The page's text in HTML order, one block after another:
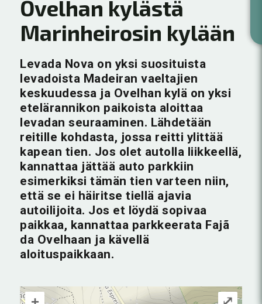
Ovelhan kylästä
Marinheirosin kylään
Levada Nova on yksi suosituista
levadoista Madeiran vaeltajien
keskuudessa ja Ovelhan kylä on yksi
etelärannikon paikoista aloittaa
levadan seuraaminen. Lähdetään
reitille kohdasta, jossa reitti ylittää
kapean tien. Jos olet autolla liikkeellä,
kannattaa jättää auto parkkiin
esimerkiksi tämän tien varteen niin,
että se ei häiritse tiellä ajavia
autoilijoita. Jos et löydä sopivaa
paikkaa, kannattaa parkkeerata Fajã
da Ovelhaan ja kävellä
aloituspaikkaan.